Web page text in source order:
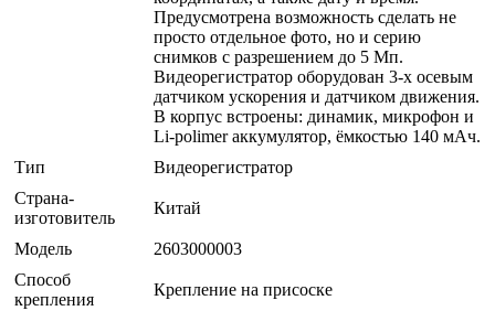
Предусмотрена возможность сделать не
просто отдельное фото, но и серию
снимков с разрешением до 5 Мп.
Видеорегистратор оборудован 3-х осевым
датчиком ускорения и датчиком движения.
В корпус встроены: динамик, микрофон и
Li-polimer аккумулятор, ёмкостью 140 мАч.
Тип
Видеорегистратор
Страна-
изготовитель
Китай
Модель
2603000003
Способ
крепления
Крепление на присоске